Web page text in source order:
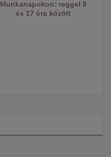
Munkanapokon: reggel 8
és 17 óra között